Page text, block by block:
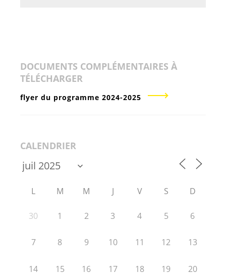
DOCUMENTS COMPLÉMENTAIRES À
TÉLÉCHARGER
flyer du programme 2024-2025
CALENDRIER
L M M J V S D
30 1 2 3 4 5 6
7 8 9 10 11 12 13
14 15 16 17 18 19 20